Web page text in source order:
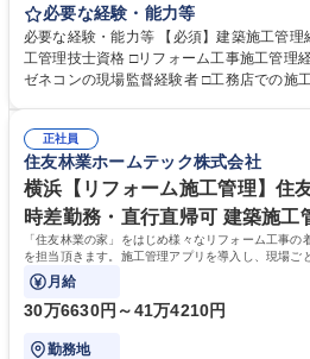
工管理を担当頂きます。施工管理アプリを
理など生産性向上への取り組みも積極的に行っていま
(1)リフォームエンジニアから工事内容の引
成・工事発注手配・工程確認)(3)着工(4)工
模工事が中心)■一般物件：戸建てやマンシ
大規模な案件が中心)≪変更の範囲：会社の定める業務
【リフォーム施工管理】住友林業G/夜間工
必要な経験・能力等
必要な経験・能力等 【必須】建築施工管
工管理技士資格 □リフォーム工事施工管理
ゼネコンの現場監督経験者 □工務店での施工管理経験者
います。（トーク機能で連絡や変更・修正
管理、写真管理、作業報告書作成、作業完
設置。事務所にいながら現場の状況を確認する
格 学歴：大学院 大学 高専 短大 専修学校 高
正社員
住友林業ホームテック株式会社
横浜【リフォーム施工管理】住
時差勤務・直行直帰可 建築施工
「住友林業の家」をはじめ様々なリフォーム工事
を担当頂きます。施工管理アプリを導入し、現場ご
取り組みも積極的に行っています。
月給
30万6630円～41万4210円
勤務地